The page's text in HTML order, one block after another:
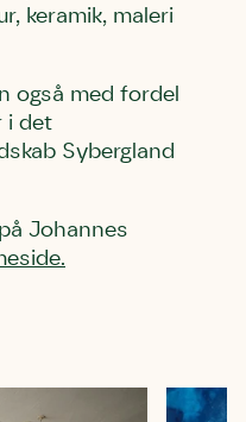
keramik, maleri
også med fordel
i det
Sybergland
Johannes
Kolding